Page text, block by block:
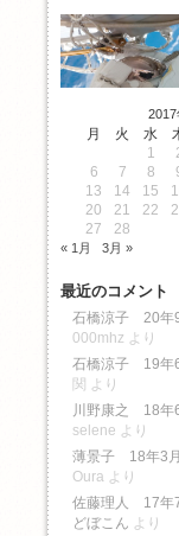
2017
月 火 水
1
6
7 8
13
14 15
20
21 22
27
28
« 1月 3月 »
最近のコメント
石橋涼子 20年
000mhz より
石橋涼子 19年
関 より
川野康之 18年
selene より
薄景子 18年3
Oura より
佐藤理人 17年
どぼこん より